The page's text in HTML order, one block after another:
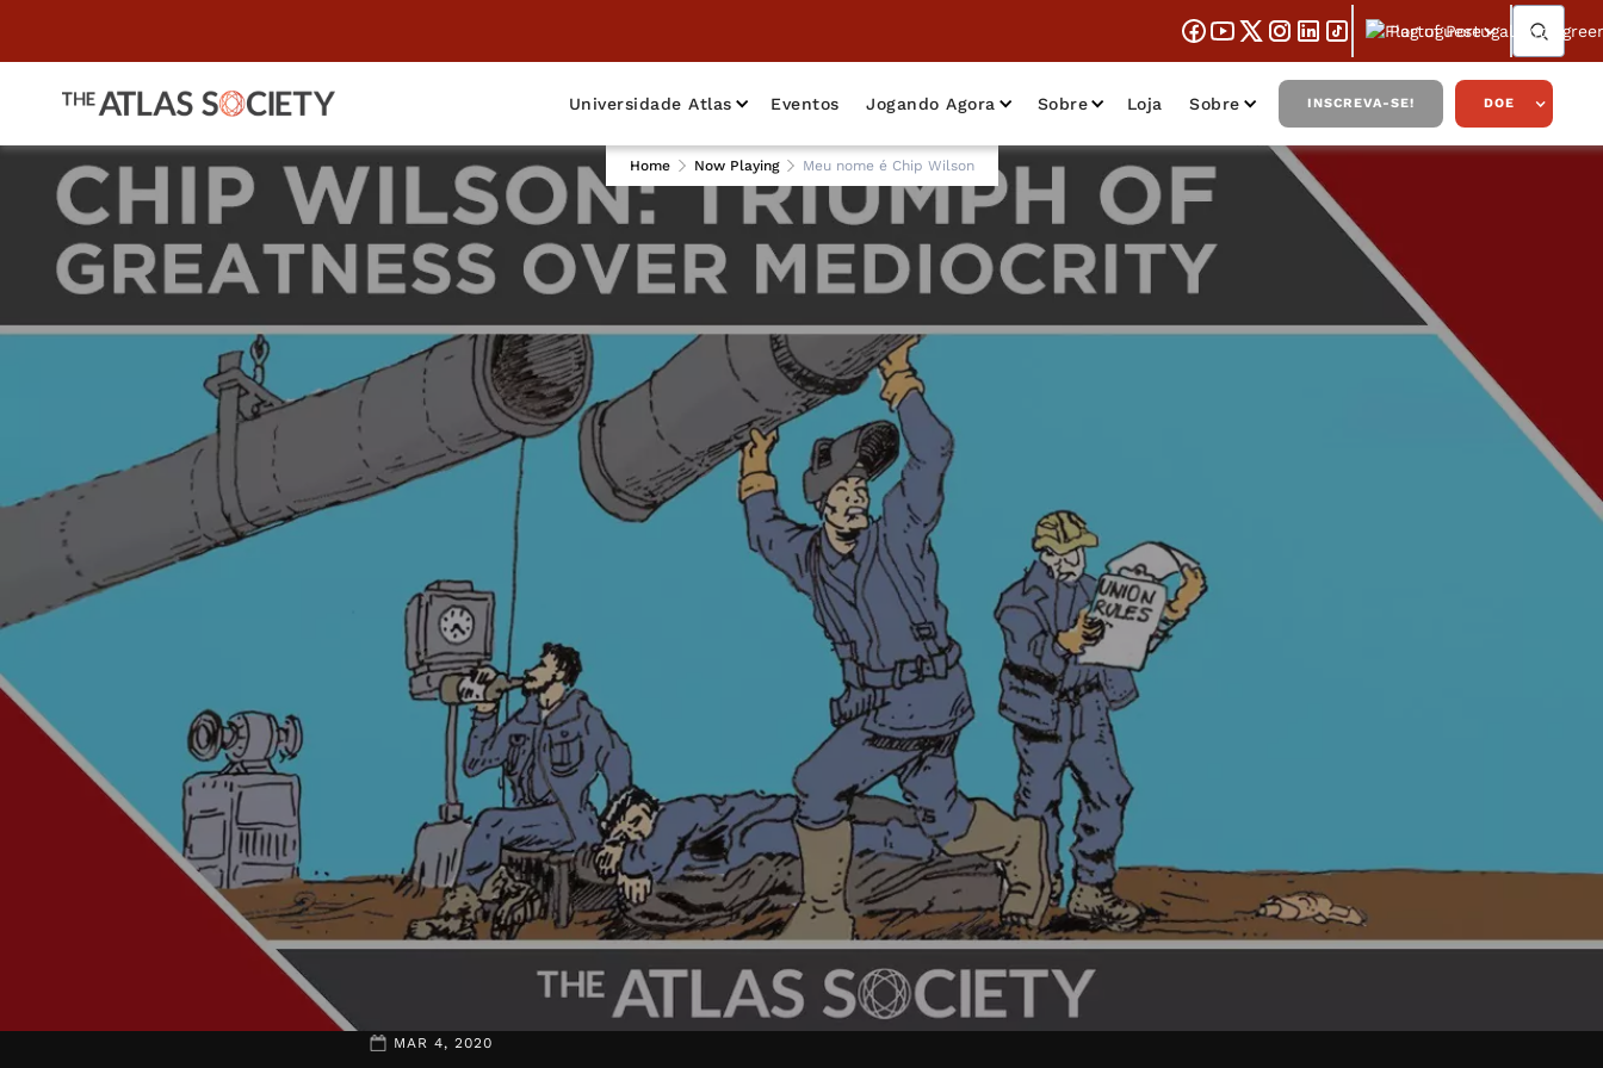
Portuguese
Universidade Atlas Eventos Jogando Agora Sobre Loja Sobre INSCREVA-SE! DOE
MAR 4, 2020
Home Now Playing Meu nome é Chip Wilson